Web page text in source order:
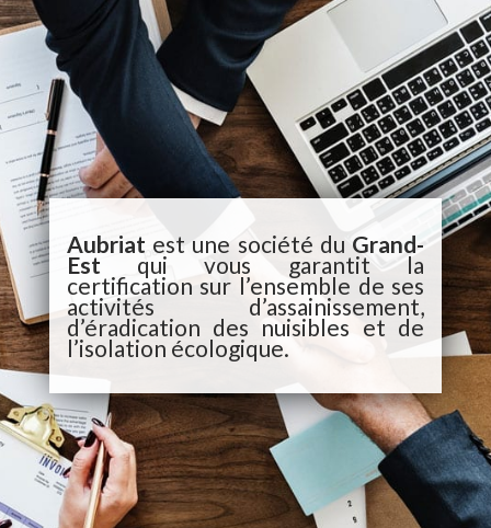
Aubriat est une société du Grand-
Est qui vous garantit la
certification sur l’ensemble de ses
activités d’assainissement,
d’éradication des nuisibles et de
l’isolation écologique.